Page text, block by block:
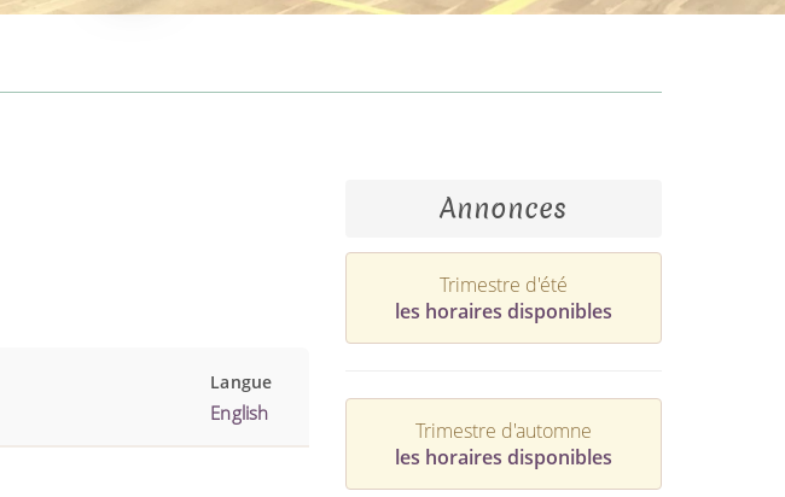
Langue
English
Annonces
Trimestre d'été
les horaires disponibles
Trimestre d'automne
les horaires disponibles